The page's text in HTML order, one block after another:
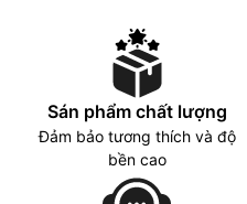
Sán phẩm chất lượng
Đảm bảo tương thích và độ
bền cao